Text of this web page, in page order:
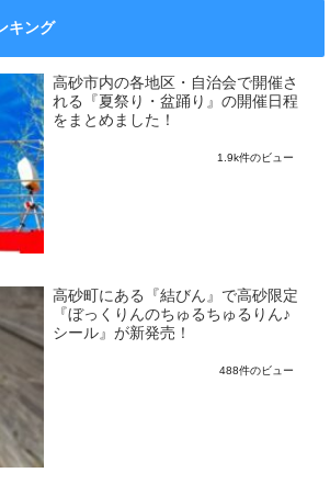
ング
高砂市内の各地区・自治会で開催さ
れる『夏祭り・盆踊り』の開催日程
をまとめました！
1.9k件のビュー
高砂町にある『結びん』で高砂限定
『ぼっくりんのちゅるちゅるりん♪
シール』が新発売！
488件のビュー